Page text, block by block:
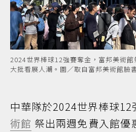
2024世界棒球12強賽奪金，富邦美術
大批看展人潮。圖／取自富邦美術館臉
中華隊於2024世界棒球12
術館 祭出兩週免費入館優